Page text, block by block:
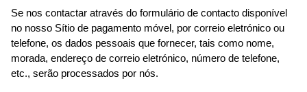
Se nos contactar através do formulário de contacto disponível
no nosso Sítio de pagamento móvel, por correio eletrónico ou
telefone, os dados pessoais que fornecer, tais como nome,
morada, endereço de correio eletrónico, número de telefone,
etc., serão processados por nós.